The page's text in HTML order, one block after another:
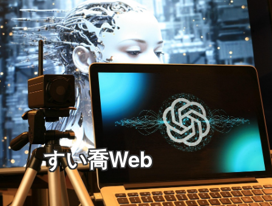
すい喬Web